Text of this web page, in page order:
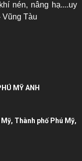
nén, nâng hạ....uy
Vũng Tàu
MỸ ANH
Thành phố Phú Mỹ,